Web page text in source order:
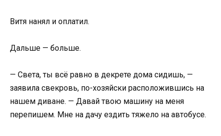
Витя нанял и оплатил.
Дальше — больше.
— Света, ты всё равно в декрете дома сидишь, —
заявила свекровь, по-хозяйски расположившись на
нашем диване. — Давай твою машину на меня
перепишем. Мне на дачу ездить тяжело на автобусе.